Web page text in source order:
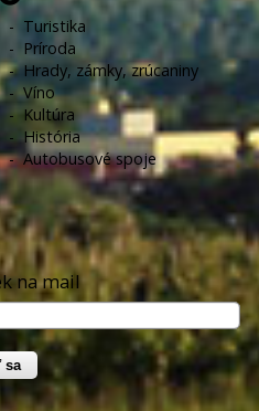
- Turistika
- Príroda
-Hrady, zámky, zrúcaniny
-Víno
- Kultúra
- História
-Autobusové spoje
na mail
sa